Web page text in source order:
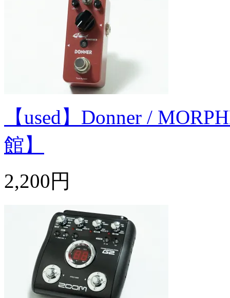
【used】Donner /
館】
2,200円